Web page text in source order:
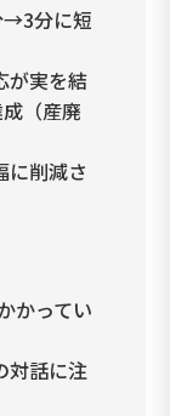
→3分に短
が実を結
（産廃
に削減さ
かってい
対話に注